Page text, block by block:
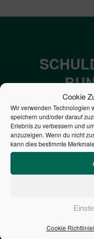
Cookie
Wir verwenden Technologien
speichern und/oder darauf
Erlebnis zu verbessern und
anzuzeigen. Wenn du nicht
kann dies bestimmte
Cookie Richtlinie